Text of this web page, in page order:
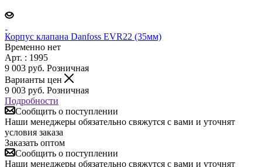
Корпус клапана Danfoss EVR22 (35мм)
Временно нет
Арт. : 1995
9 003 руб. Розничная
Варианты цен
9 003 руб. Розничная
Подробности
Сообщить о поступлении
Наши менеджеры обязательно свяжутся с вами и уточнят
условия заказа
Заказать оптом
Сообщить о поступлении
Наши менеджеры обязательно свяжутся с вами и уточнят